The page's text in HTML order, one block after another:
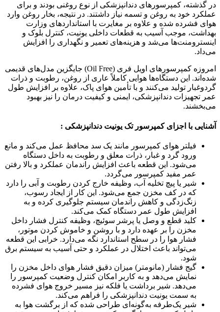
در گذشته، کمپرسورهای دندانپزشکی از نوع روغنی بودند و برای
عملکرد خود به روغن و تسمه نیاز داشتند. در نتیجه، بخار روغن وارد
هوای فشرده شده و علاوه بر مغایرت با استانداردهای وزارت
بهداشت، موجب آسیب به قطعات داخلی یونیت، کنترل بلوک و
اینسترومنت‌ها می‌شد و هزینه‌های تعمیر و نگهداری را افزایش
می‌داد.
امروزه کمپرسورهای اویل فری (Oil Free) جایگزین مدل‌های قدیمی
شده‌اند. این دستگاه‌ها هوایی کاملاً عاری از روغن، رطوبت و ذرات
گردوغبار تولید می‌کنند و با تأمین هوای پاک، علاوه بر افزایش طول
عمر تجهیزات دندانپزشکی، ایمنی و کیفیت درمان را نیز بهبود
می‌بخشند.
آشنایی با اجزای کمپرسور تک یونیت دندانپزشکی :
فیلتر هوای کمپرسور مانند یک سد محافظ عمل می‌کند و مانع
ورود گرد و غبار، ذرات معلق و رطوبت به داخل دستگاه
می‌شود. این قطعه باعث افزایش راندمان عملکرد و بالا رفتن
عمر مفید کمپرسور می‌گردد.
شیر یا پیچ تخلیه آب، وظیفه خارج کردن رطوبت و آبی را دارد
که در کف مخزن جمع می‌شود. این کار از ایجاد رسوب،
زنگ‌زدگی و کاهش راندمان سیستم جلوگیری کرده و به
افزایش طول عمر دستگاه کمک می‌کند.
کلید قطع و وصل یا پرشر سوئیچ، وظیفه کنترل فشار داخل
مخزن را بر عهده دارد و با روشن و خاموش کردن موتور،
فشار هوا را در سطح استاندارد نگه می‌دارد. خرابی این قطعه
می‌تواند باعث اختلال در عملکرد و حتی آسیب به سیستم برق
شود.
گیج فشار (مانومتر) میزان دقیق فشار هوای داخل مخزن را
نمایش می‌دهد و به کاربر امکان کنترل وضعیت کمپرسور را
می‌دهد. شیر برداشت یا فلکه نیز مسیر خروج هوای فشرده
به سمت یونیت دندانپزشکی را فراهم می‌کند.
شیر یک‌طرفه به‌گونه‌ای طراحی شده که از برگشت هوا به